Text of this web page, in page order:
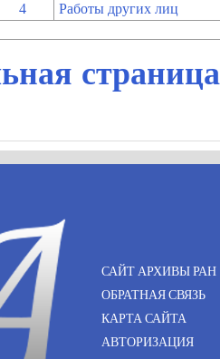
4
Работы других лиц
САЙТ АРХИВЫ РАН
ОБРАТНАЯ СВЯЗЬ
КАРТА САЙТА
АВТОРИЗАЦИЯ